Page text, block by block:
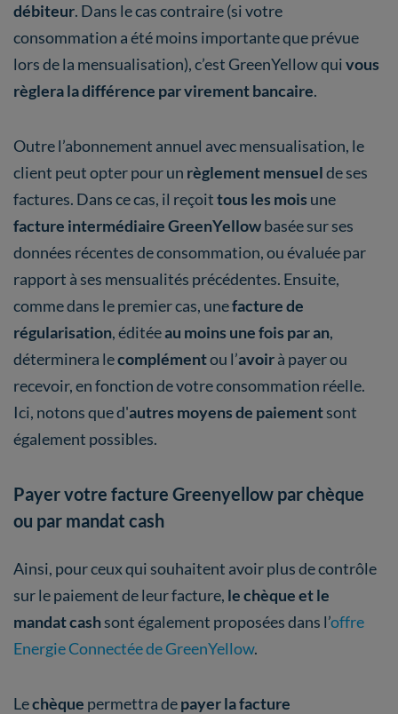
débiteur. Dans le cas contraire (si votre
consommation a été moins importante que prévue
lors de la mensualisation), c’est GreenYellow quivous
règlera la différence par virement bancaire.
Outre l’abonnement annuel avec mensualisation, le
client peut opter pour un règlement mensuelde ses
factures. Dans ce cas, il reçoittous les mois une
facture intermédiaire GreenYellowbasée sur ses
données récentes de consommation, ou évaluée par
rapport à ses mensualités précédentes. Ensuite,
comme dans le premier cas, unefacture de
régularisation, éditéeau moins une fois par an,
déterminera lecomplémentou l’avoirà payer ou
recevoir, en fonction de votre consommation réelle.
Ici, notons que d'autres moyens de paiementsont
également possibles.
Payer votre facture Greenyellow par chèque
ou par mandat cash
Ainsi, pour ceux qui souhaitent avoir plus de contrôle
sur le paiement de leur facture, le chèque et le
mandat cashsont également proposées dans l’offre
Energie Connectée de GreenYellow.
Lechèque permettra depayer la facture